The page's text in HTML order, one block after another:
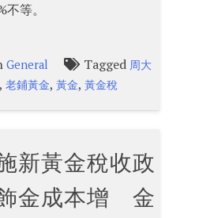
等。
General Tagged 周大
,老鋪黃金,黃金,黃金稅
新黃金稅收政
金成本增 金